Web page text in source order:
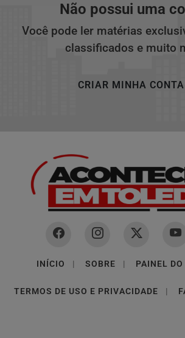
Não possui uma
Você pode ler matérias
classificados e muito
CRIAR MINHA CONTA
INÍCIO | SOBRE | PAINEL
TERMOS DE USO E PRIVACIDADE |